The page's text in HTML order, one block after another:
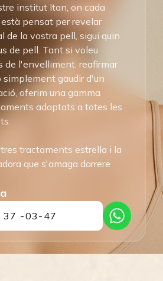
institut Itan, on cada
pensat per revelar
de la vostra pell, sigui quin
de pell. Tant si voleu
de l'envelliment, reafirmar
gaudir d'un
oferim una gamma
adaptats a totes les
tractaments estrella i la
que s'amaga darrere
37 -03-47